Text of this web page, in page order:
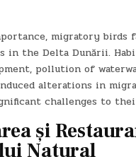
migratory birds
in the Delta Dunării.
pollution of
alterations in
challenges to
și
Natural